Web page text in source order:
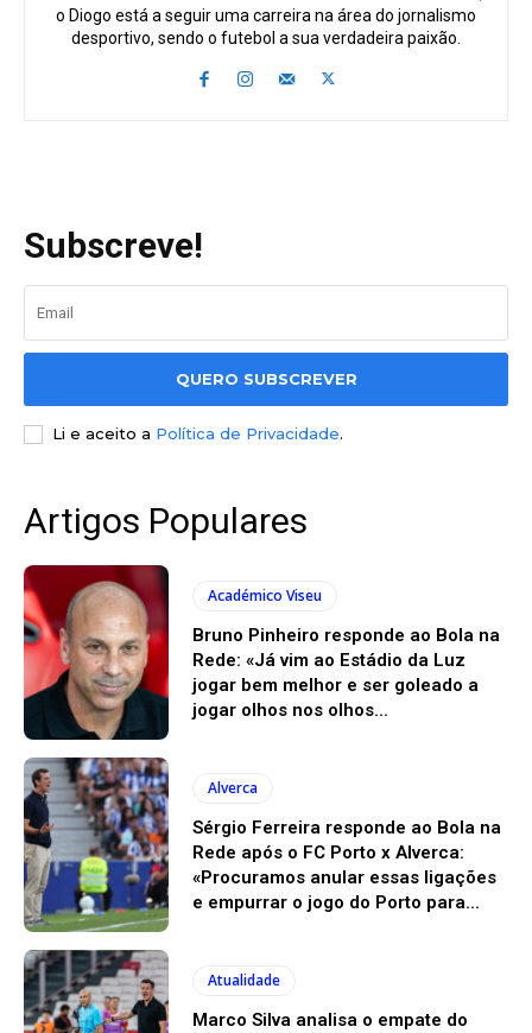
o Diogo está a seguir uma carreira na área do jornalismo
desportivo, sendo o futebol a sua verdadeira paixão.
Subscreve!
QUERO SUBSCREVER
Li e aceito a Política de Privacidade.
Artigos Populares
Académico Viseu
Bruno Pinheiro responde ao Bola na
Rede: «Já vim ao Estádio da Luz
jogar bem melhor e ser goleado a
jogar olhos nos olhos...
Alverca
Sérgio Ferreira responde ao Bola na
Rede após o FC Porto x Alverca:
«Procuramos anular essas ligações
e empurrar o jogo do Porto para...
Atualidade
Marco Silva analisa o empate do